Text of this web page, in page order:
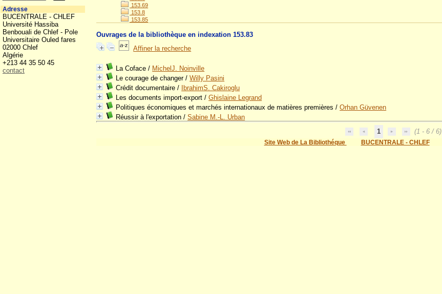
153.69
153.8
153.85
Ouvrages de la bibliothèque en indexation 153.83
Affiner la recherche
La Coface / MichelJ. Noinville
Le courage de changer/Willy Pasini
Crédit documentaire /
IbrahimS. Cakiroglu
Les documents import-export /Ghislaine Legrand
Politiques économiques et marchés internationaux de matières premières /Orhan Güvenen
Réussir à l'exportation /Sabine M.-L. Urban
1
(1 - 6 / 6)
Site Web de La Bibliothéque BUCENTRALE - CHLEF
Adresse
BUCENTRALE - CHLEF
Université Hassiba
Benbouali de Chlef - Pole
Universitaire Ouled fares
02000 Chlef
Algérie
+213 44 35 50 45
contact